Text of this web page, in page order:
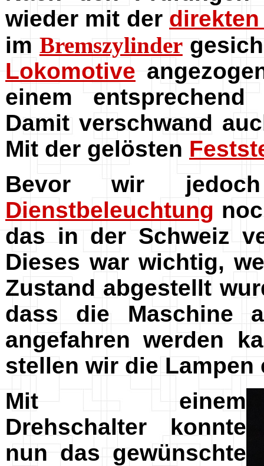
wieder mit der
im Bremszylinder
Lokomotive
einem entsprechend
Damit verschwand
Mit der gelösten
Bevor wir
Dienstbeleuchtung
das in der Schweiz
Dieses war wichtig,
Zustand abgestellt
dass die Maschine
angefahren werden
stellen wir die Lampen
Mit einem
Drehschalter konnte
nun das gewünschte